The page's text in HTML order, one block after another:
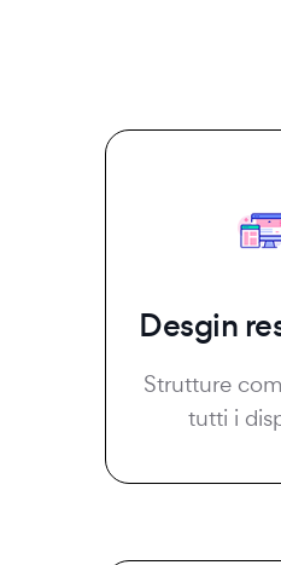
Desgin
Strutture
tutti i